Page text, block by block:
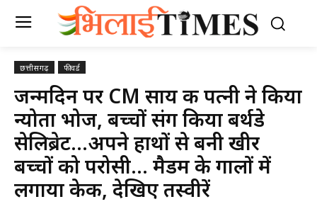
छत्तीसगढ़ फीचर्ड
जन्‍मदिन पर CM साय की पत्नी ने किया
न्‍योता भोज, बच्चों संग किया बर्थडे
सेलिब्रेट…अपने हाथों से बनी खीर
बच्चों को परोसी… मैडम के गालों में
लगाया केक, देखिए तस्वीरें